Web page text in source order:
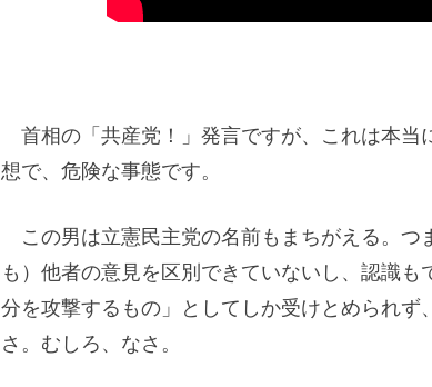
首相の「共産党！」発言ですが、これは本
想で、危険な事態です。
この男は立憲民主党の名前もまちがえる。
も）他者の意見を区別できていないし、認識
分を攻撃するもの」としてしか受けとめられ
さ。むしろ、なさ。